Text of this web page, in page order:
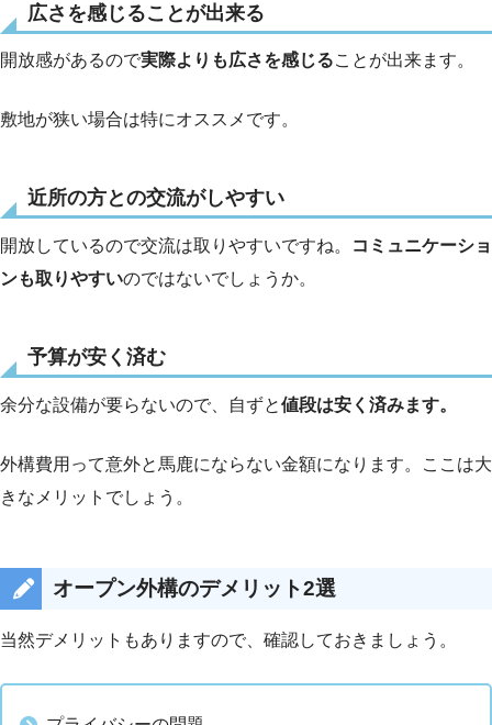
広さを感じることが出来る
開放感があるので実際よりも広さを感じることが出来ます。
敷地が狭い場合は特にオススメです。
近所の方との交流がしやすい
開放しているので交流は取りやすいですね。
コミュニケーショ
ンも取りやすいのではないでしょうか。
予算が安く済む
余分な設備が要らないので、自ずと値段は安く済みます。
外構費用って意外と馬鹿にならない金額になります。ここは大
きなメリットでしょう。
オープン外構のデメリット2選
当然デメリットもありますので、確認しておきましょう。